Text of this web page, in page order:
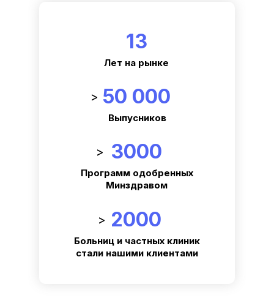
13
Лет на рынке
> 50 000
Выпусников
> 3000
Программ одобренных
Минздравом
> 2000
Больниц и частных клиник
стали нашими клиентами